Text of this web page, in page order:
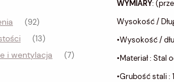
(92)
(13)
i wentylacja (7)
WYMIARY:
Wysokość /
•Wysokość /
•Materiał : Stal
•Grubość stali :